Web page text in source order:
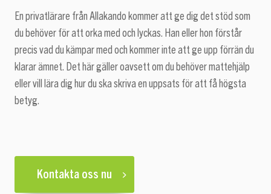
En privatlärare från Allakando kommer att ge dig det stöd som
du behöver för att orka med och lyckas. Han eller hon förstår
precis vad du kämpar med och kommer inte att ge upp förrän du
klarar ämnet. Det här gäller oavsett om du behöver mattehjälp
eller vill lära dig hur du ska skriva en uppsats för att få högsta
betyg.
Kontakta oss nu